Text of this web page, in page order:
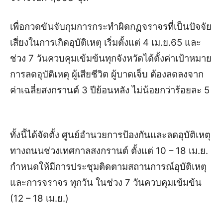
เพื่อกวดขันจับกุมการกระทำผิดกฏจราจรที่เป็นปัจจัย
เสี่ยงในการเกิดอุบัติเหตุ เริ่มตั้งแต่ 4 เม.ย.65 และ
ช่วง 7 วันควบคุมเข้มข้นทุกจังหวัดได้ตั้งค่าเป้าหมาย
การลดอุบัติเหตุ ผู้เสียชีวิต ผู้บาดเจ็บ ต้องลดลงจาก
ค่าเฉลี่ยสงกรานต์ 3 ปีย้อนหลัง ไม่น้อยกว่าร้อยละ 5
ทั้งนี้ได้จัดตั้ง ศูนย์อำนวยการป้องกันและลดอุบัติเหตุ
ทางถนนช่วงเทศกาลสงกรานต์ ตั้งแต่ 10 – 18 เม.ย.
กำหนดให้มีการประชุมติดตามสถานการณ์อุบัติเหตุ
และการจราจร ทุกวัน ในช่วง 7 วันควบคุมเข้มข้น
(12 – 18 เม.ย.)